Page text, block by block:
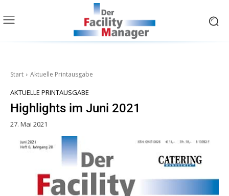
Start Aktuelle Printausgabe
AKTUELLE PRINTAUSGABE
Highlights im Juni 2021
27. Mai 2021